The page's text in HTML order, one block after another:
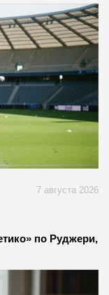
7 августа 2026
по Руджери,